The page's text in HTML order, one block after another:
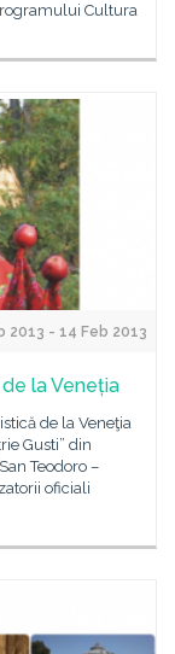
Cultura
2013 - 14 Feb 2013
la Veneția
de la Veneţia
Gusti” din
Teodoro –
oficiali